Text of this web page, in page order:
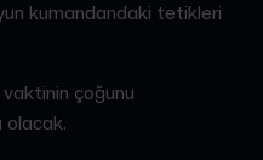
kumandandaki tetikleri
çoğunu
olacak.